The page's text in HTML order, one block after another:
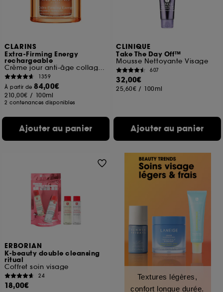
CLARINS
Extra-Firming Energy
rechargeable
Crème jour anti-âge collagène fermeté éclat
1359
À partir de84,00€
210,00€ / 100ml
2 contenances disponibles
Ajouter au panier
CLINIQUE
Take The Day Off™
Mousse Nettoyante Visage
607
32,00€
25,60€ / 100ml
Ajouter au panier
ERBORIAN
K-beauty double cleansing
ritual
Coffret soin visage
24
18,00€
Textures légères,
confort longue durée.